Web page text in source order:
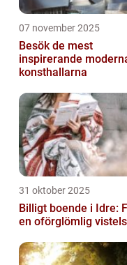
07 november 2025
Besök de mest
inspirerande
konsthallarna
31 oktober 2025
Billigt boende i Idre:
en oförglömlig